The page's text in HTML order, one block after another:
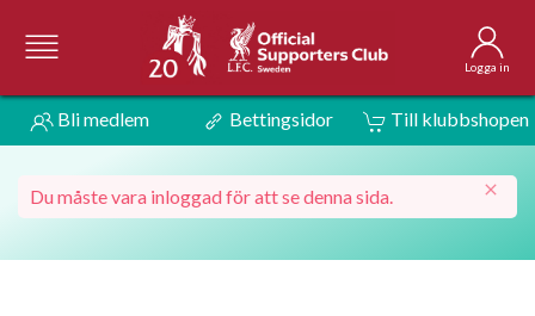
Logga in
Bli medlem Bettingsidor Till klubbshopen
Du måste vara inloggad för att se denna sida.